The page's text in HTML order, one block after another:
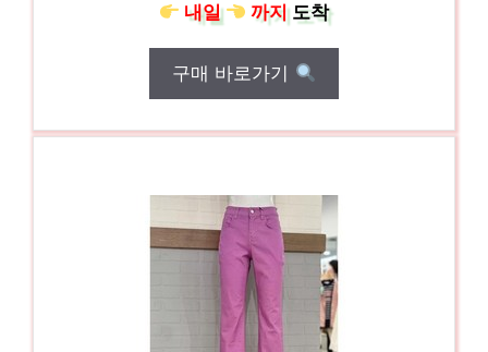
내일
까지도착
구매 바로가기